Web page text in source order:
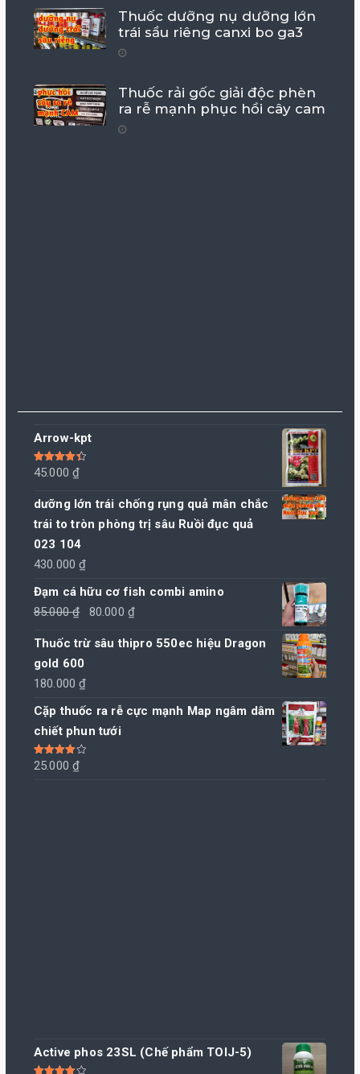
Thuốc dưỡng nụ dưỡng lớn
trái sầu riêng canxi bo ga3
Thuốc rải gốc giải độc phèn
ra rễ mạnh phục hồi cây cam
Arrow-kpt
Được xếp
hạng 4.50
45.000₫
dưỡng lớn trái chống rụng quả mân chắc
trái to tròn phòng trị sâu Ruồi đục quả
023 104
430.000₫
Đạm cá hữu cơ fish combi amino
85.000₫
Giá
là:
85.000 ₫.
80.000 ₫
tại
Thuốc trừ sâu thipro 550ec hiệu Dragon
gold 600
180.000₫
Cặp thuốc ra rễ cực mạnh Map ngâm dâm
chiết phun tưới
Được xếp
4.00
25.000₫
Active phos 23SL (Chế phẩm TOIJ-5)